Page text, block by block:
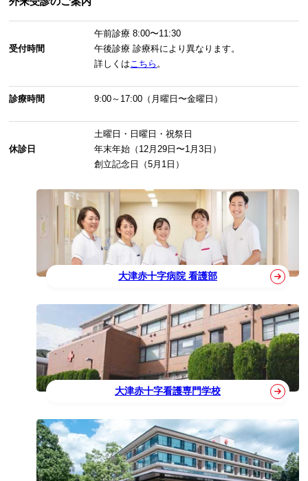
受付時間
午前診療8:00〜11:30
午後診療診療科により異なります。
詳しくはこちら 。
診療時間 9:00～17:00（月曜日〜金曜日）
休診日
土曜日・日曜日・祝祭日
年末年始（12月29日〜1月3日）
創立記念日（5月1日）
大津赤十字病院 看護部
大津赤十字看護専門学校